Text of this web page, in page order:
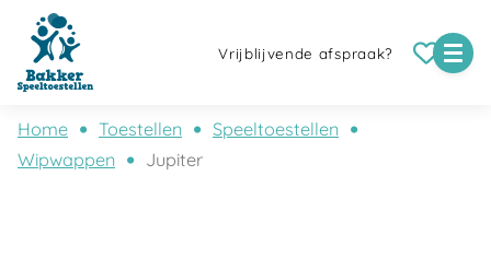
Vrijblijvende afspraak?
Home Toestellen
Speeltoestellen
Wipwappen
Jupiter